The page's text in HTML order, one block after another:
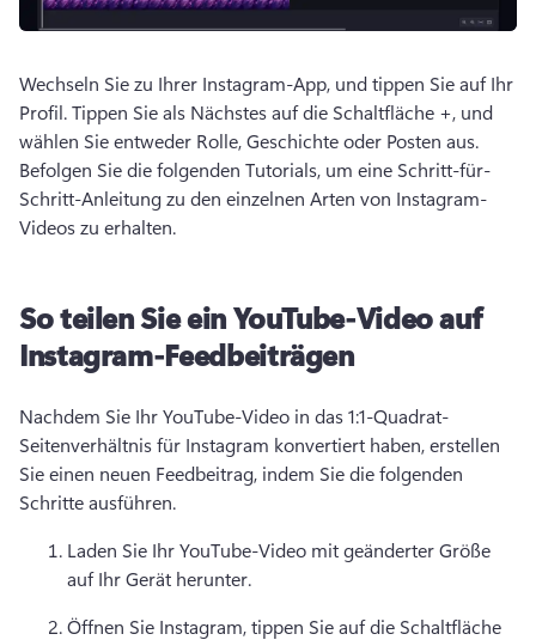
Wechseln Sie zu Ihrer Instagram-App, und tippen Sie auf Ihr
Profil. Tippen Sie als Nächstes auf die Schaltfläche +, und
Befolgen Sie die folgenden Tutorials, um eine Schritt-für-
Schritt-Anleitung zu den einzelnen Arten von Instagram-
Videos zu erhalten.
So teilen Sie ein YouTube-Video auf
Instagram-Feedbeiträgen
Nachdem Sie Ihr YouTube-Video in das 1:1-Quadrat-
Seitenverhältnis für Instagram konvertiert haben, erstellen
Sie einen neuen Feedbeitrag, indem Sie die folgenden
Schritte ausführen.
Laden Sie Ihr YouTube-Video mit geänderter Größe
auf Ihr Gerät herunter.
Öffnen Sie Instagram, tippen Sie auf die Schaltfläche